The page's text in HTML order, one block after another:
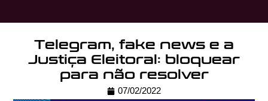
Telegram, fake news e a
Justiça Eleitoral: bloquear
para não resolver
07/02/2022